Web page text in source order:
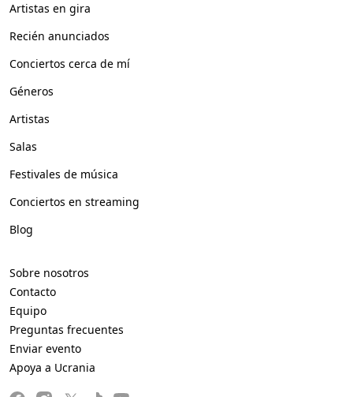
Artistas en gira
Recién anunciados
Conciertos cerca de mí
Géneros
Artistas
Salas
Festivales de música
Conciertos en streaming
Blog
Sobre nosotros
Contacto
Equipo
Preguntas frecuentes
Enviar evento
Apoya a Ucrania